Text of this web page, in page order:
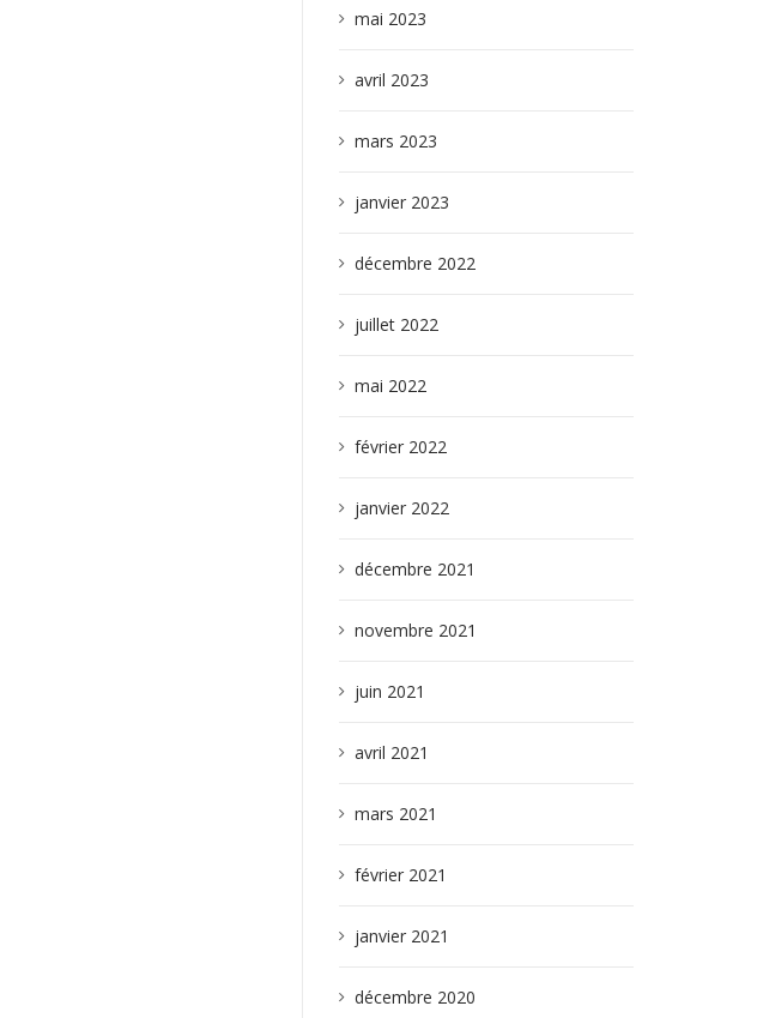
mai 2023
avril 2023
mars 2023
janvier 2023
décembre 2022
juillet 2022
mai 2022
février 2022
janvier 2022
décembre 2021
novembre 2021
juin 2021
avril 2021
mars 2021
février 2021
janvier 2021
décembre 2020